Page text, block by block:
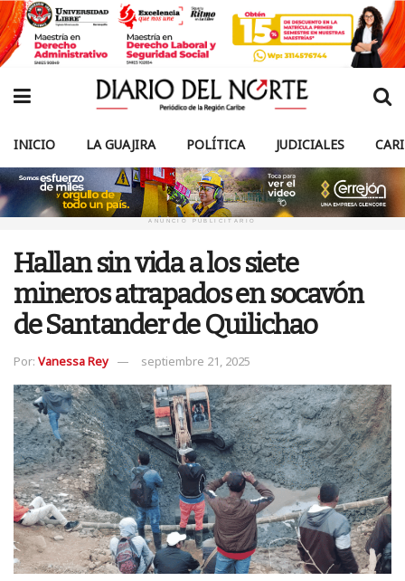
INICIO LA GUAJIRA POLÍTICA JUDICIALES
ANUNCIO PUBLICITARIO
Hallan sin vida a los siete
mineros atrapados en socavón
de Santander de Quilichao
Por: Vanessa Rey septiembre 21, 2025